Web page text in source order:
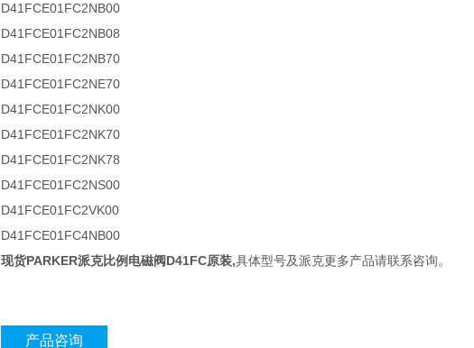
D41FCE01FC2NB00
D41FCE01FC2NB08
D41FCE01FC2NB70
D41FCE01FC2NE70
D41FCE01FC2NK00
D41FCE01FC2NK70
D41FCE01FC2NK78
D41FCE01FC2NS00
D41FCE01FC2VK00
D41FCE01FC4NB00
现货PARKER派克比例电磁阀D41FC原装,具体型号及派克更多产品请联系咨询。
产品咨询